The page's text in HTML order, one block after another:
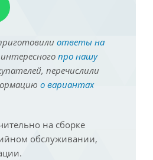
ответы на
про нашу
перечислили
о вариантах
на сборке
обслуживании,